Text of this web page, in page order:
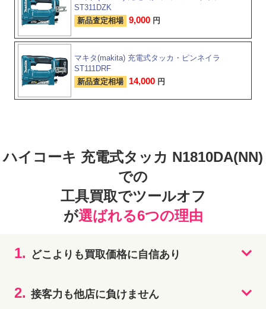
ST311DZK
新品査定相場 9,000 円
マキタ(makita) 充電式タッカ・ピンネイラ
ST111DRF
新品査定相場 14,000 円
ハイコーキ 充電式タッカ N1810DA(NN)
での
工具買取でツールオフ
が選ばれる6つの理由
1. どこよりも買取価格に自信あり
2. 接客力も他店に負けません